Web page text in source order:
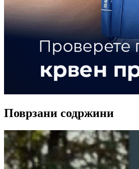
Поврзани содржини